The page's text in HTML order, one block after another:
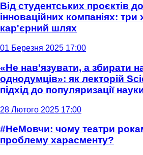
Від студентських проєктів
інноваційних компаніях: три
кар'єрний шлях
01 Березня 2025 17:00
«Не нав'язувати, а збирати
однодумців»: як лекторій
підхід до популяризації
28 Лютого 2025 17:00
#НеМовчи: чому театри
проблему харасменту?